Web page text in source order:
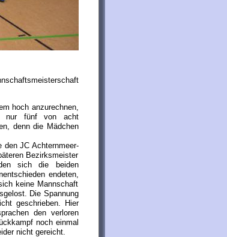
hoch anzurechnen,
nur fünf von acht
denn die Mädchen
den JC Achternmeer-
Bezirksmeister
sich die beiden
endeten,
keine Mannschaft
Die Spannung
geschrieben. Hier
den verloren
noch einmal
nicht gereicht.